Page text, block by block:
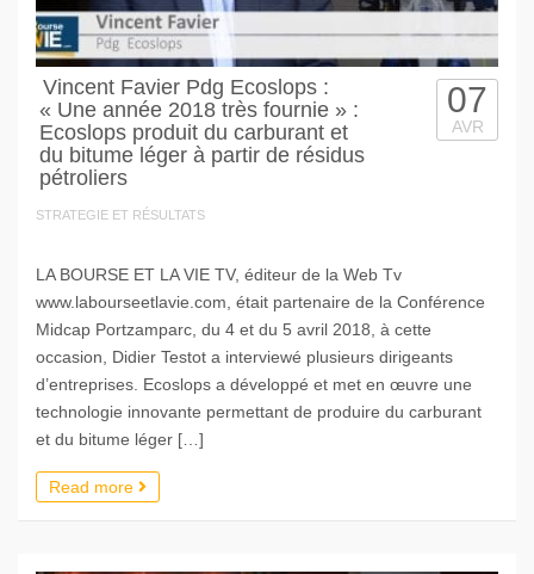
Vincent Favier Pdg Ecoslops :
« Une année 2018 très fournie » :
Ecoslops produit du carburant et
du bitume léger à partir de résidus
pétroliers
STRATEGIE ET RÉSULTATS
07
AVR
LA BOURSE ET LA VIE TV, éditeur de la Web Tv
www.labourseetlavie.com, était partenaire de la Conférence
Midcap Portzamparc, du 4 et du 5 avril 2018, à cette
occasion, Didier Testot a interviewé plusieurs dirigeants
d’entreprises. Ecoslops a développé et met en œuvre une
technologie innovante permettant de produire du carburant
et du bitume léger […]
Read more